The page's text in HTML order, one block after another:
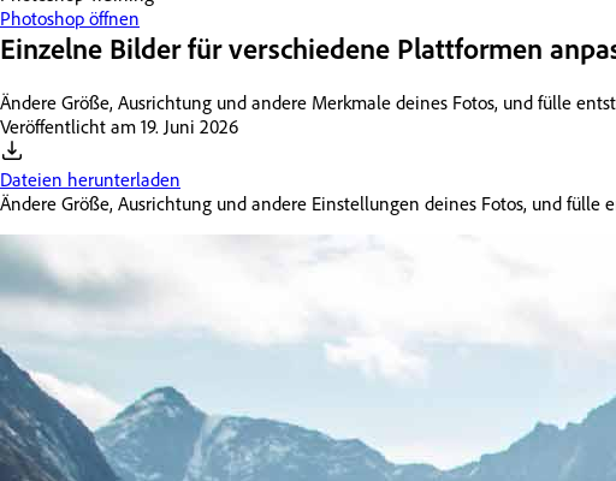
Photoshop öffnen
Einzelne Bilder für verschiedene Plattformen
Ändere Größe, Ausrichtung und andere Merkmale deines Fotos, und fülle
Veröffentlicht am 19. Juni 2026
Dateien herunterladen
Ändere Größe, Ausrichtung und andere Einstellungen deines Fotos, und fülle